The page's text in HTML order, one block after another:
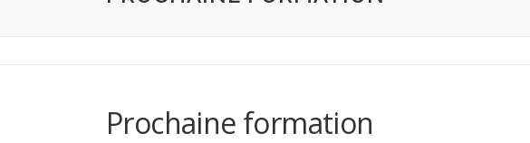
Prochaine formation